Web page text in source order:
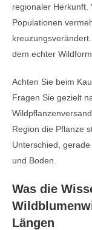
regionaler Herkunft.
Populationen
dem echter
Achten Sie beim
Fragen Sie gezielt
Region die Pflanze
Unterschied,
und Boden.
Was die
Längen